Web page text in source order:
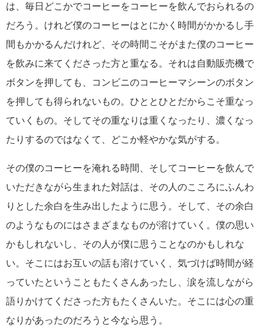
は、毎日どこかでコーヒーをコーヒーを飲んでおられるの
だろう。けれど僕のコーヒーはとにかく時間がかかるし手
間もかかるんだけれど、その時間こそがまた僕のコーヒー
を飲みに来てくださった方と重なる。それは自動販売機で
ボタンを押しても、コンビニのコーヒーマシーンのボタン
を押しても得られないもの。ひととひとだからこそ重なっ
ていくもの。そしてその重なりは重くなったり、濃くなっ
たりするのではなくて、どこか軽やかな気がする。
その僕のコーヒーを淹れる時間、そしてコーヒーを飲んで
いただきながら生まれた対話は、その人のこころにふんわ
りとした余白を生み出したように思う。そして、その余白
のようなものにはさまざまなものが溶けていく。僕の思い
かもしれないし、その人が僕に思うことなのかもしれな
い。そこにはお互いの話も溶けていく、気づけば時間が経
っていたということもたくさんあったし、涙を流しながら
語りかけてくださった方もたくさんいた。そこには心の重
なりがあったのだろうと今なら思う。